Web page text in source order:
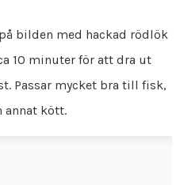
bilden med hackad rödlök
10 minuter för att dra ut
Passar mycket bra till fisk,
annat kött.